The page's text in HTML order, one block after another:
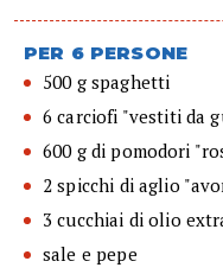
PER 6 PERSONE
500 g spaghetti
6 carciofi "vestiti da
600 g di pomodori
2 spicchi di aglio
3 cucchiai di olio
sale e pepe